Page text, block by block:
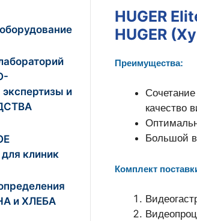
HUGER
HUGER
Преимущества:
качество
Большой
Комплект
и
клиник
и ХЛЕБА